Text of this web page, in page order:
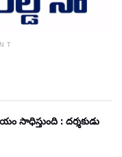
సాధిస్తుంది : దర్శకుడు